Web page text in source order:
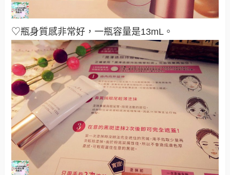
♡瓶身質感非常好，一瓶容量是13mL。